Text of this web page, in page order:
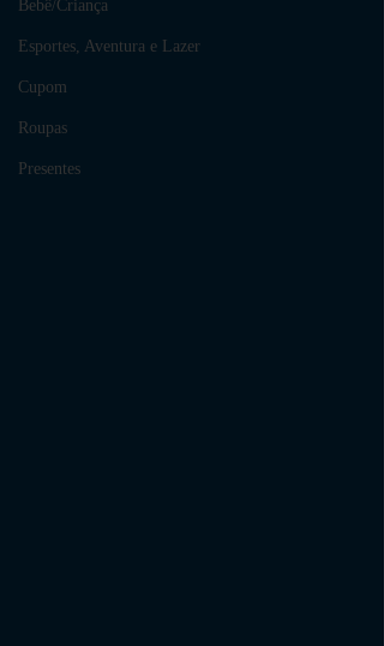
Bebê/Criança
Esportes, Aventura e Lazer
Cupom
Roupas
Presentes